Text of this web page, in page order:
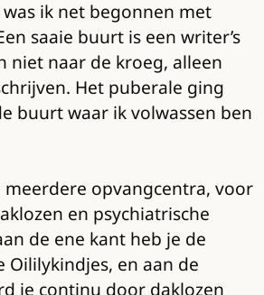
ik net begonnen met
saaie buurt is een writer’s
niet naar de kroeg, alleen
Het puberale ging
buurt waar ik volwassen ben
opvangcentra, voor
en psychiatrische
de ene kant heb je de
Oililykindjes, en aan de
je continu door daklozen